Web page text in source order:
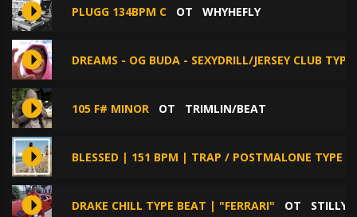
PLUGG 134BPM C ОТ WHYHEFLY
DREAMS - OG BUDA - SEXYDRILL/JERSEY CLUB
105 F# MINOR ОТ TRIMLIN/BEAT
BLESSED | 151 BPM | TRAP / POSTMALONE TYPE
DRAKE CHILL TYPE BEAT | "FERRARI" ОТ